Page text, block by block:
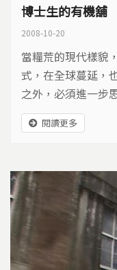
博士生的有機舖
2008-10-20
當糧荒的現代樣貌
式，在全球蔓延，
之外，必須進一步
機解決之道...於是
家現代有機菜舖，
閱讀更多